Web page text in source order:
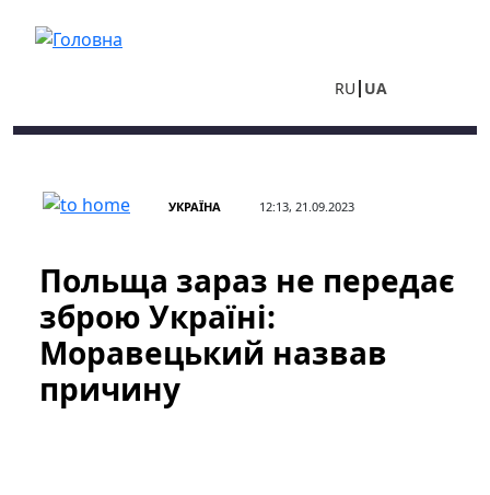
RU UA
УКРАЇНА 12:13, 21.09.2023
Польща зараз не передає
зброю Україні:
Моравецький назвав
причину